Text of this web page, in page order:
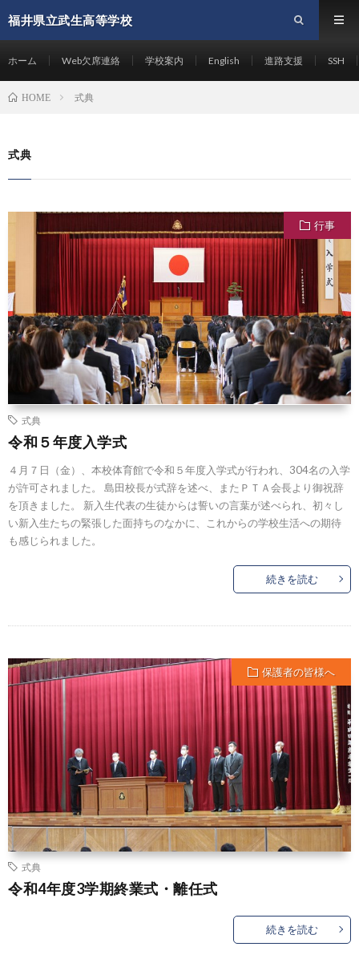
福井県立武生高等学校
ホーム Web欠席連絡 学校案内 English 進路支援 SSH
HOME 式典
式典
行事
式典
令和５年度入学式
４月７日（金）、本校体育館で令和５年度入学式が行われ、304名の入学
が許可されました。 島田校長が式辞を述べ、またＰＴＡ会長より御祝辞
を頂きました。 新入生代表の生徒からは誓いの言葉が述べられ、初々し
い新入生たちの緊張した面持ちのなかに、これからの学校生活への期待
も感じられました。
続きを読む
保護者の皆様へ
式典
令和4年度3学期終業式・離任式
続きを読む